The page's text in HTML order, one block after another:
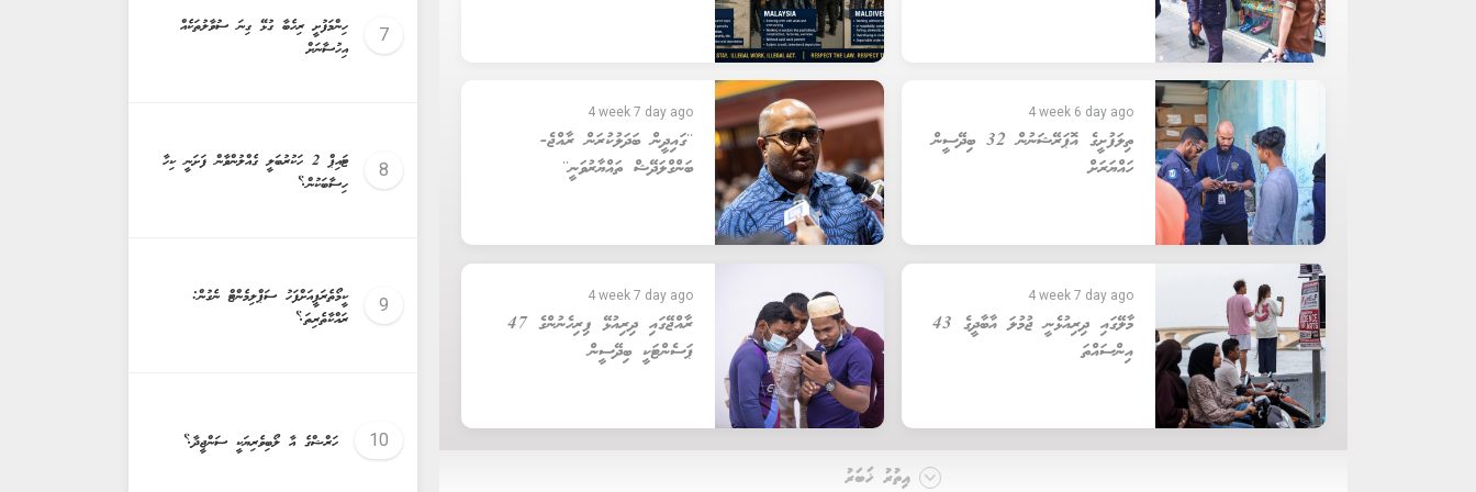
4 week 6 day ago
ތިލަފުށީގެ އޮޕަރޭޝަނުން 32 ބިދޭސީން
ހައްޔަރަށް
4 week 7 day ago
''ގައިދީން ބަދަލުކުރަން ރާއްޖެ-
ބަންގްލަދޭޝް ތައްޔާރުވަނީ''
4 week 7 day ago
މާލޭގައި ދިރިއުޅެނީ ޖުމުލަ އާބާދީގެ 43
އިންސައްތަ
4 week 7 day ago
ރާއްޖޭގައި ދިރިއުޅޭ ފިރިހެނުންގެ 47
ޕަސެންޓަކީ ބިދޭސީން
އިތުރު ޚަބަރު
ހިންމަފުށީ ރިހެބާ ގުޅޭ ގިނަ ސުވާލުތަކެއް
އިހުސާނަށް
ޓައިޕް 2 ހަކުރުބަލީ ގެއްލުންވާން ފަށަނީ ކިހާ
ހިސާބަކުން؟
ކީމޯތެރަޕީއަށްފަހު ސަޕްލިމެންޓް ނެގުން:
ރައްކާތެރިތަ؟
ހަރްޝްގެ އާ ލޯބިވެރިޔަކީ ސަންޖީދާ؟